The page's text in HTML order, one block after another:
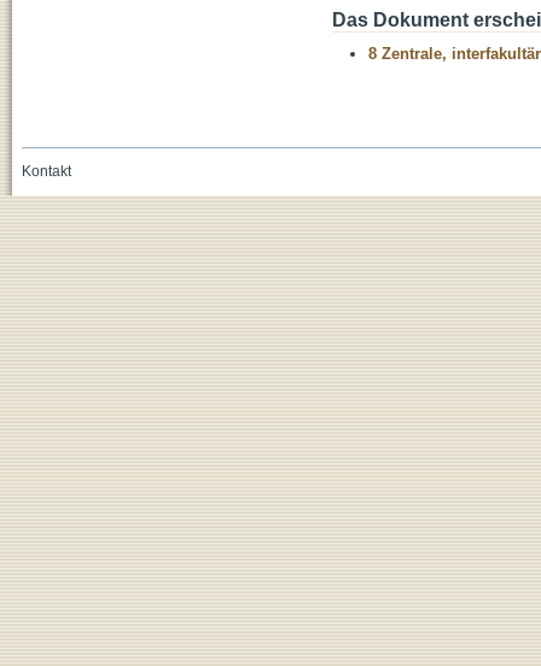
Das Dokument
8 Zentrale,
Kontakt